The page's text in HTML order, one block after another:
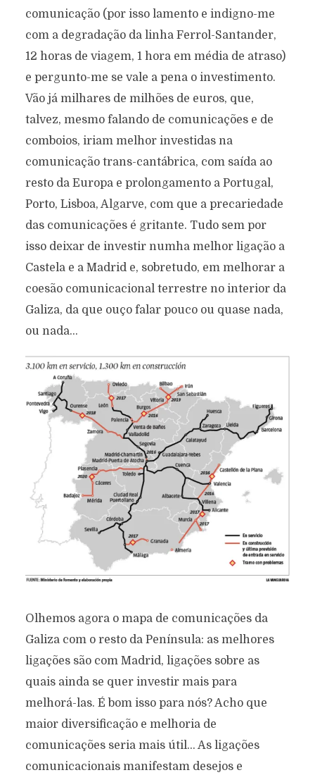
comunicação (por isso lamento e indigno-me
com a degradação da linha Ferrol-Santander,
12 horas de viagem, 1 hora em média de atraso)
e pergunto-me se vale a pena o investimento.
Vão já milhares de milhões de euros, que,
talvez, mesmo falando de comunicações e de
comboios, iriam melhor investidas na
comunicação trans-cantábrica, com saída ao
resto da Europa e prolongamento a Portugal,
Porto, Lisboa, Algarve, com que a precariedade
das comunicações é gritante. Tudo sem por
isso deixar de investir numha melhor ligação a
Castela e a Madrid e, sobretudo, em melhorar a
coesão comunicacional terrestre no interior da
Galiza, da que ouço falar pouco ou quase nada,
ou nada…
Olhemos agora o mapa de comunicações da
Galiza com o resto da Península: as melhores
ligações são com Madrid, ligações sobre as
quais ainda se quer investir mais para
melhorá-las. É bom isso para nós? Acho que
maior diversificação e melhoria de
comunicações seria mais útil… As ligações
comunicacionais manifestam desejos e